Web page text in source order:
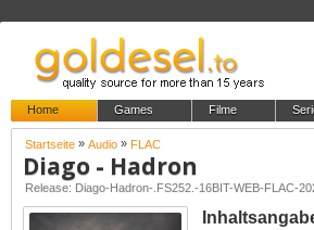
Home Games Filme
Startseite » Audio » FLAC
Diago - Hadron
Release: Diago-Hadron-.FS252.-16BIT-WEB-FLAC-